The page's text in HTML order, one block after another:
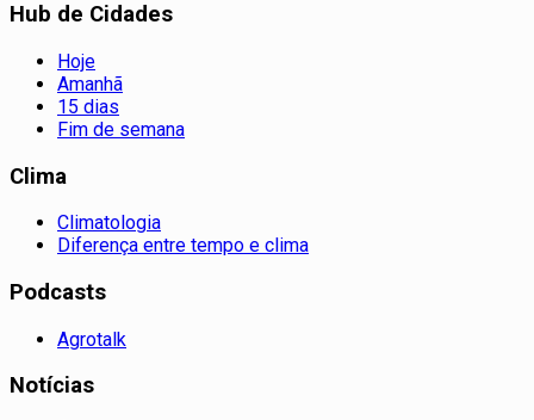
Hub de Cidades
Hoje
Amanhã
15 dias
Fim de semana
Clima
Climatologia
Diferença entre tempo e clima
Podcasts
Agrotalk
Notícias